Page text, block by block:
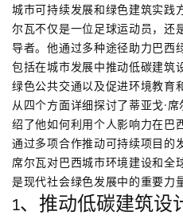
城市可持续发展和绿色建筑实践
尔瓦不仅是一位足球运动员，还
导者。他通过多种途径助力巴西
包括在城市发展中推动低碳建筑
绿色公共交通以及促进环境教育
从四个方面详细探讨了蒂亚戈·
绍了他如何利用个人影响力在巴
通过多项合作推动可持续项目的
席尔瓦对巴西城市环境建设和全
是现代社会绿色发展中的重要力量
1、推动低碳建筑设